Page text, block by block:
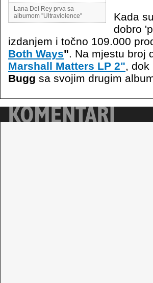
Lana Del Rey prva sa
albumom ''Ultraviolence''
Kada
dobro
izdanjem i točno 109.000
Both Ways". Na mjestu broj
Marshall Matters LP 2",
Bugg sa svojim drugim